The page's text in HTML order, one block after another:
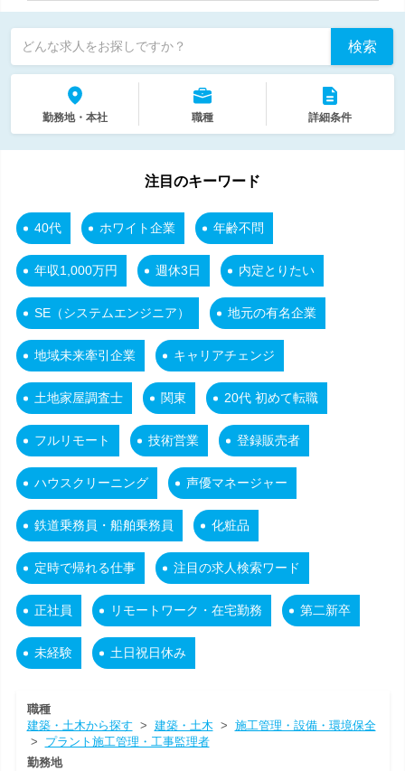
どんな求人をお探しですか？ 検索
勤務地・本社 職種 詳細条件
注目のキーワード
40代 ホワイト企業 年齢不問
年収1,000万円 週休3日 内定とりたい
SE（システムエンジニア） 地元の有名企業
地域未来牽引企業 キャリアチェンジ
土地家屋調査士 関東 20代 初めて転職
フルリモート 技術営業 登録販売者
ハウスクリーニング 声優マネージャー
鉄道乗務員・船舶乗務員 化粧品
定時で帰れる仕事 注目の求人検索ワード
正社員 リモートワーク・在宅勤務 第二新卒
未経験 土日祝日休み
職種
建築・土木から探す > 建築・土木 > 施工管理・設備・環境保全
> プラント施工管理・工事監理者
勤務地